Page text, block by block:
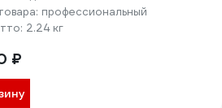
профессиональный
2.24 кг
₽